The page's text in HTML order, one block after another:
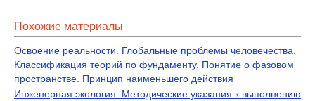
Похожие материалы
Освоение реальности. Глобальные проблемы человечества.
Классификация теорий по фундаменту. Понятие о фазовом
пространстве. Принцип наименьшего действия
Инженерная экология: Методические указания к выполнению